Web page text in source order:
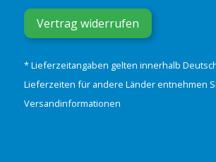
Vertrag widerrufen
* Lieferzeitangaben gelten innerhalb
Lieferzeiten für andere Länder entnehmen
Versandinformationen